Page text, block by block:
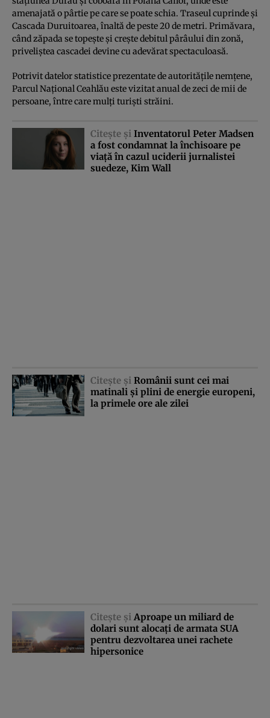
amenajată o pârtie pe care se poate schia. Traseul cuprinde şi
Cascada Duruitoarea, înaltă de peste 20 de metri. Primăvara,
când zăpada se topeşte şi creşte debitul pârâului din zonă,
priveliştea cascadei devine cu adevărat spectaculoasă.
Potrivit datelor statistice prezentate de autorităţile nemţene,
Parcul Naţional Ceahlău este vizitat anual de zeci de mii de
persoane, între care mulţi turişti străini.
Citeşte şi Inventatorul Peter Madsen
a fost condamnat la închisoare pe
viaţă în cazul uciderii jurnalistei
suedeze, Kim Wall
Citeşte şi Românii sunt cei mai
matinali şi plini de energie europeni,
la primele ore ale zilei
Citeşte şi Aproape un miliard de
dolari sunt alocaţi de armata SUA
pentru dezvoltarea unei rachete
hipersonice